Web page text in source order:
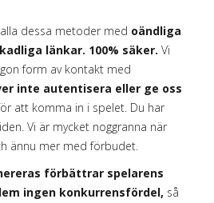
dessa metoder med oändliga
länkar. 100% säker. Vi
form av kontakt med
inte autentisera eller ge oss
att komma in i spelet. Du har
Vi är mycket noggranna när
ännu mer med förbudet.
förbättrar spelarens
ingen konkurrensfördel, så